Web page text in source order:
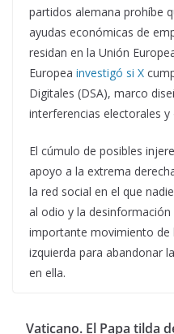
partidos alemana prohíbe
ayudas económicas de
residan en la Unión
Europea investigó si X
Digitales (DSA), marco
interferencias electorales y
El cúmulo de posibles
apoyo a la extrema
la red social en el que
al odio y la
importante movimiento de
izquierda para abandonar
en ella.
Vaticano. El Papa tilda